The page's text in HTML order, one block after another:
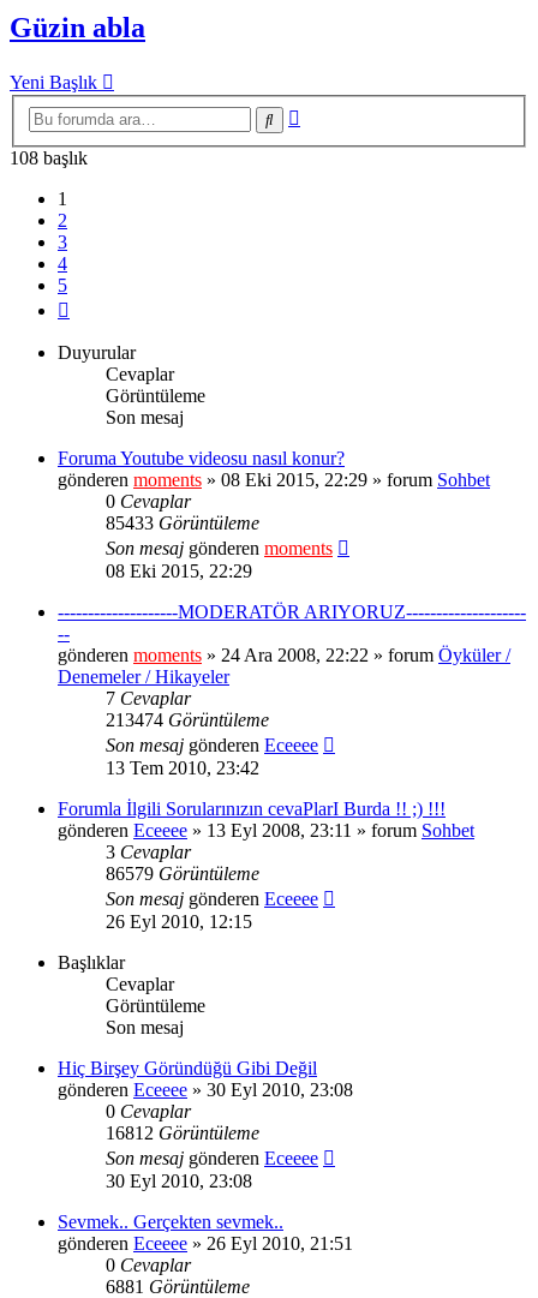
Güzin abla
Yeni Başlık
Ara
108 başlık
1
2
3
4
5
Duyurular
Cevaplar
Görüntüleme
Son mesaj
Foruma Youtube videosu nasıl konur?
gönderen moments » 08 Eki 2015, 22:29 » forum Sohbet
0 Cevaplar
85433 Görüntüleme
Son mesaj gönderen moments
08 Eki 2015, 22:29
--------------------MODERATÖR ARIYORUZ--------------------
--
gönderen moments » 24 Ara 2008, 22:22 » forum Öyküler /
Denemeler / Hikayeler
7 Cevaplar
213474 Görüntüleme
Son mesaj gönderen Eceeee
13 Tem 2010, 23:42
Forumla İlgili Sorularınızın cevaPlarI Burda !! ;) !!!
gönderen Eceeee » 13 Eyl 2008, 23:11 » forum Sohbet
3 Cevaplar
86579 Görüntüleme
Son mesaj gönderen Eceeee
26 Eyl 2010, 12:15
Başlıklar
Cevaplar
Görüntüleme
Son mesaj
Hiç Birşey Göründüğü Gibi Değil
gönderen Eceeee » 30 Eyl 2010, 23:08
0 Cevaplar
16812 Görüntüleme
Son mesaj gönderen Eceeee
30 Eyl 2010, 23:08
Sevmek.. Gerçekten sevmek..
gönderen Eceeee » 26 Eyl 2010, 21:51
0 Cevaplar
6881 Görüntüleme